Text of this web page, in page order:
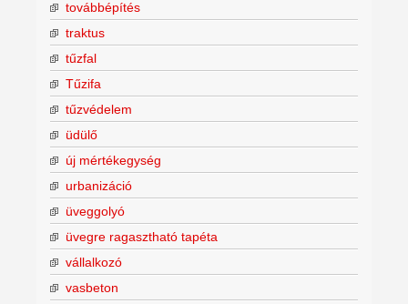
továbbépítés
traktus
tűzfal
Tűzifa
tűzvédelem
üdülő
új mértékegység
urbanizáció
üveggolyó
üvegre ragasztható tapéta
vállalkozó
vasbeton